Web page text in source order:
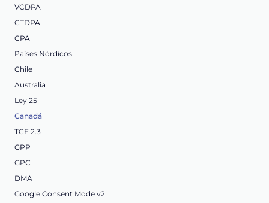
VCDPA
CTDPA
CPA
Países Nórdicos
Chile
Australia
Ley 25
Canadá
TCF 2.3
GPP
GPC
DMA
Google Consent Mode v2